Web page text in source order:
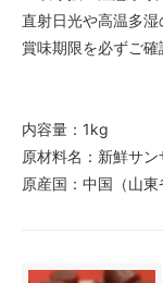
直射日光や高温多湿
賞味期限を必ずご確
内容量：1kg
原材料名：新鮮サ
原産国：中国（山東